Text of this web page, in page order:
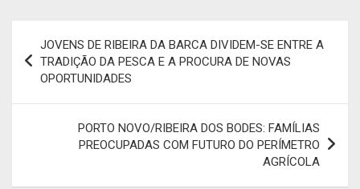
de
artigos
JOVENS DE RIBEIRA DA BARCA DIVIDEM-SE ENTRE A
TRADIÇÃO DA PESCA E A PROCURA DE NOVAS
OPORTUNIDADES
PORTO NOVO/RIBEIRA DOS BODES: FAMÍLIAS
PREOCUPADAS COM FUTURO DO PERÍMETRO
AGRÍCOLA